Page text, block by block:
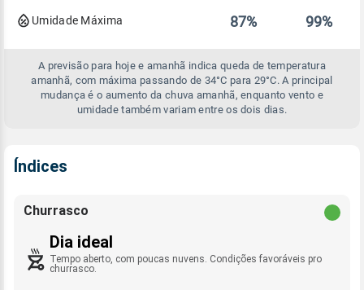
Umidade Máxima 87% 99%
A previsão para hoje e amanhã indica queda de temperatura
amanhã, com máxima passando de 34°C para 29°C. A principal
mudança é o aumento da chuva amanhã, enquanto vento e
umidade também variam entre os dois dias.
Índices
Churrasco
Dia ideal
Tempo aberto, com poucas nuvens. Condições favoráveis pro
churrasco.